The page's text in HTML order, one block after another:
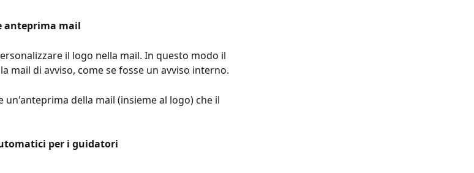
anteprima mail
il logo nella mail. In questo modo il
mail di avviso, come se fosse un avviso interno.
un'anteprima della mail (insieme al logo) che il
per i guidatori